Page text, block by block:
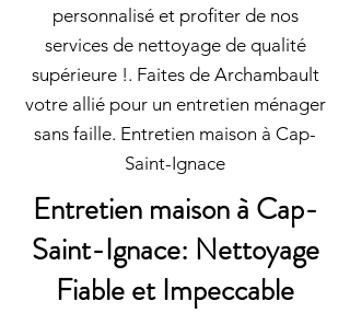
personnalisé et profiter de nos
services de nettoyage de qualité
supérieure !. Faites de Archambault
votre allié pour un entretien ménager
sans faille. Entretien maison à Cap-
Saint-Ignace
Entretien maison à Cap-
Saint-Ignace: Nettoyage
Fiable et Impeccable